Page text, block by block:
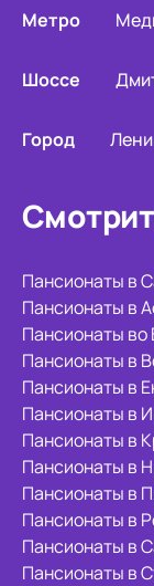
Метро
Шоссе
Город
Пансионаты в
Пансионаты в
Пансионаты во
Пансионаты в
Пансионаты в
Пансионаты в
Пансионаты в
Пансионаты в
Пансионаты в
Пансионаты в
Пансионаты в
Пансионаты в